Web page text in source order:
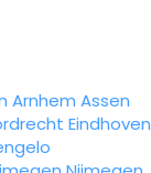
Arnhem Assen
Eindhoven